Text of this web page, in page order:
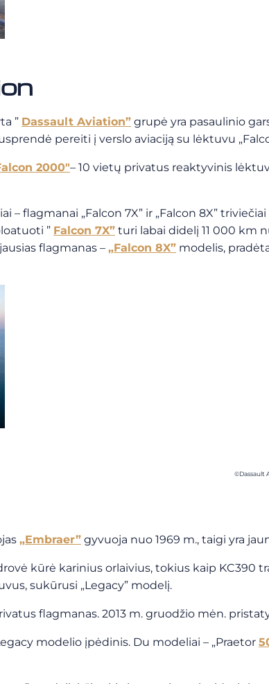
” Dassault Aviation” grupė yra pasaulinio
pereiti į verslo aviaciją su lėktuvu
2000″– 10 vietų privatus reaktyvinis
flagmanai „Falcon 7X” ir „Falcon 8X”
” Falcon 7X” turi labai didelį 11 000 km
flagmanas – „Falcon 8X” modelis,
©Dassault
„Embraer” gyvuoja nuo 1969 m., taigi yra
kūrė karinius orlaivius, tokius kaip
sukūrusi „Legacy” modelį.
flagmanas. 2013 m. gruodžio mėn.
modelio įpėdinis. Du modeliai – „Praetor